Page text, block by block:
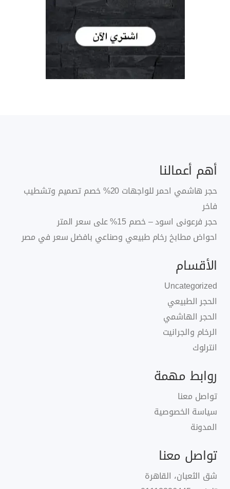
أهم أعمالنا
حجر هاشمي احمر للواجهات 20% خصم تصميم وتشطيب
فاخر
حجر فرعونى اسود – خصم 15% على سعر المتر
احواض مطابخ رخام طبيعي وصناعي بافضل سعر في مصر
الأقسام
Uncategorized
الحجر الطبيعي
الحجر الهاشمي
الرخام والجرانيت
انترلوك
روابط مهمة
تواصل معنا
سياسة الخصوصية
المدونة
تواصل معنا
شق الثعبان، القاهرة